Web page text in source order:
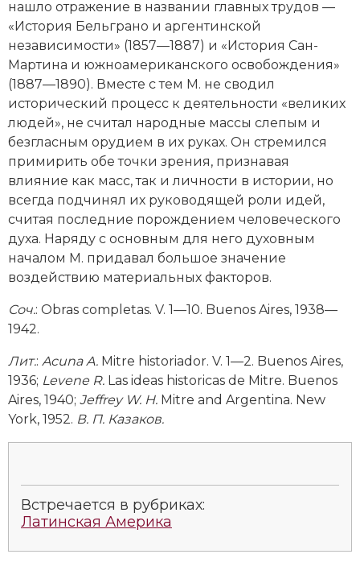
нашло отражение в названии главных трудов —
«История Бельграно и аргентинской
независимости» (1857—1887) и «История Сан-
Мартина и южноамериканского освобождения»
(1887—1890). Вместе с тем М. не сводил
исторический процесс к деятельности «великих
людей», не считал народные массы слепым и
безгласным орудием в их руках. Он стремился
примирить обе точки зрения, признавая
влияние как масс, так и личности в истории, но
всегда подчинял их руководящей роли идей,
считая последние порождением человеческого
духа. Наряду с основным для него духовным
началом М. придавал большое значение
воздействию материальных факторов.
Соч.: Obras completas. V. 1—10. Buenos Aires, 1938—
1942.
Лит.: Acuna A. Mitre historiador. V. 1—2. Buenos Aires,
1936; Levene R. Las ideas historicas de Mitre. Buenos
Aires, 1940; Jeffrey W. H. Mitre and Argentina. New
York, 1952. В. П. Казаков.
Встречается в рубриках:
Латинская Америка